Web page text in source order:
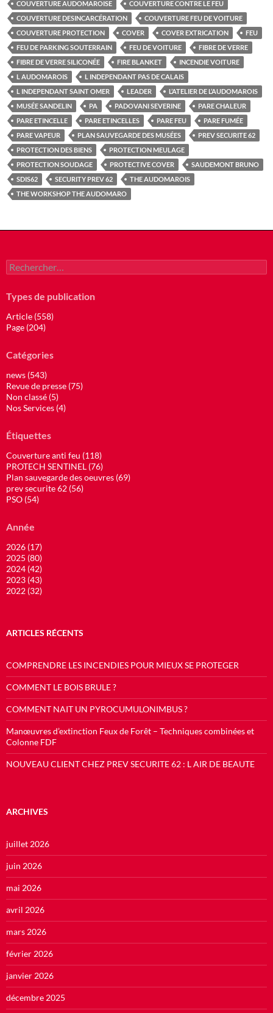
COUVERTURE AUDOMAROISE
COUVERTURE CONTRE LE FEU
COUVERTURE DESINCARCÉRATION
COUVERTURE FEU DE VOITURE
COUVERTURE PROTECTION
COVER COVER EXTRICATION
FEU
FEU DE PARKING SOUTERRAIN
FEU DE VOITURE
FIBRE DE VERRE
FIBRE DE VERRE SILICONÉE
FIRE BLANKET
INCENDIE VOITURE
L AUDOMAROIS
L INDEPENDANT PAS DE CALAIS
L INDEPENDANT SAINT OMER
LEADER
L’ATELIER DE L’AUDOMAROIS
MUSÉE SANDELIN
PA PADOVANI SEVERINE
PARE CHALEUR
PARE ETINCELLE
PARE ETINCELLES PARE FEU
PARE FUMÉE
PARE VAPEUR
PLAN SAUVEGARDE DES MUSÉES
PREV SECURITE 62
PROTECTION DES BIENS
PROTECTION MEULAGE
PROTECTION SOUDAGE
PROTECTIVE COVER
SAUDEMONT BRUNO
SDIS62
SECURITY PREV 62
THE AUDOMAROIS
THE WORKSHOP THE AUDOMARO
Rechercher :
Types de publication
Article (558)
Page (204)
Catégories
news (543)
Revue de presse (75)
Non classé (5)
Nos Services (4)
Étiquettes
Couverture anti feu (118)
PROTECH SENTINEL (76)
Plan sauvegarde des oeuvres (69)
prev securite 62 (56)
PSO (54)
Année
2026 (17)
2025 (80)
2024 (42)
2023 (43)
2022 (32)
ARTICLES RÉCENTS
COMPRENDRE LES INCENDIES POUR MIEUX SE PROTEGER
COMMENT LE BOIS BRULE ?
COMMENT NAIT UN PYROCUMULONIMBUS ?
Manœuvres d’extinction Feux de Forêt – Techniques combinées et
Colonne FDF
NOUVEAU CLIENT CHEZ PREV SECURITE 62 : L AIR DE BEAUTE
ARCHIVES
juillet 2026
juin 2026
mai 2026
avril 2026
mars 2026
février 2026
janvier 2026
décembre 2025